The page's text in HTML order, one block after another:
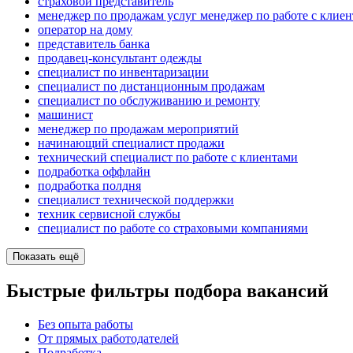
менеджер по продажам услуг менеджер по работе с
оператор на дому
представитель банка
продавец-консультант одежды
специалист по инвентаризации
специалист по дистанционным продажам
специалист по обслуживанию и ремонту
машинист
менеджер по продажам мероприятий
начинающий специалист продажи
технический специалист по работе с клиентами
подработка оффлайн
подработка полдня
специалист технической поддержки
техник сервисной службы
специалист по работе со страховыми компаниями
Показать ещё
Быстрые фильтры подбора вакансий
Без опыта работы
От прямых работодателей